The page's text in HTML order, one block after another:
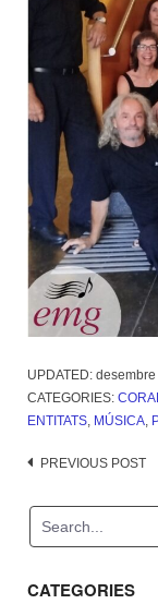
UPDATED:
CATEGORIES:
ENTITATS, MÚSICA,
Post
PREVIOUS POST
CATEGORIES